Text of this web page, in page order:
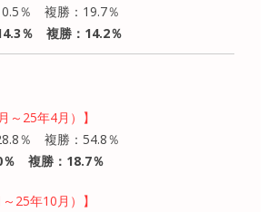
％ 複勝：19.7％
％ 複勝：14.2％
～25年4月）】
％ 複勝：54.8％
％ 複勝：18.7％
25年10月）】